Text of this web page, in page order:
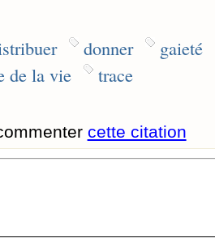
donner
gaieté
de la vie
trace
cette citation